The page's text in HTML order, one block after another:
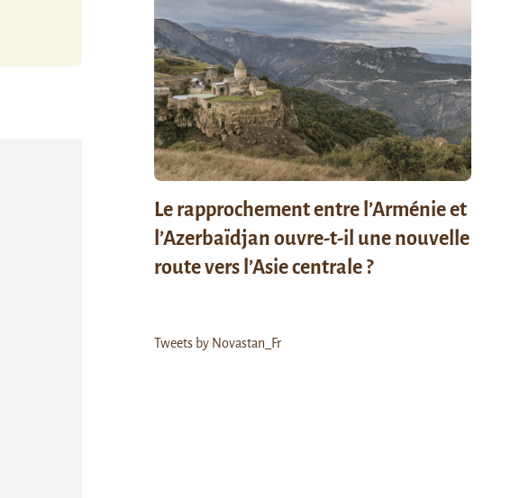
Le rapprochement entre l’Arménie et
l’Azerbaïdjan ouvre-t-il une nouvelle
route vers l’Asie centrale ?
Tweets by Novastan_Fr